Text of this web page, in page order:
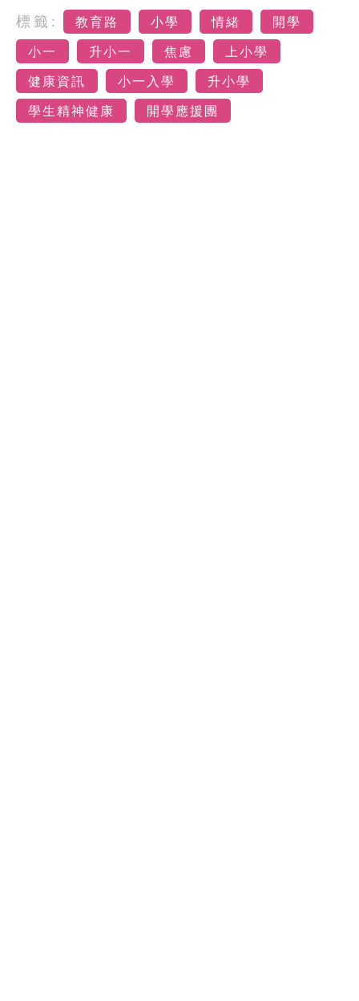
標籤: 教育路 小學 情緒
開學
小一
升小一 焦慮
上小學
健康資訊
小一入學
升小學
學生精神健康
開學應援團